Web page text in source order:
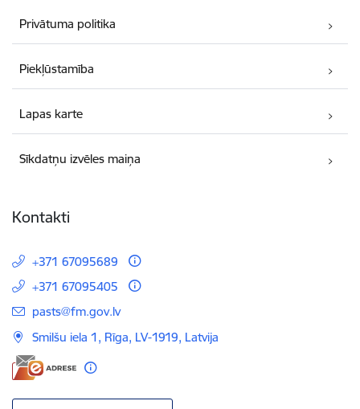
Privātuma politika
Piekļūstamība
Lapas karte
Sīkdatņu izvēles maiņa
Kontakti
+371 67095689
+371 67095405
E-pasts:
pasts@fm.gov.lv
Smilšu iela 1, Rīga, LV-1919, Latvija